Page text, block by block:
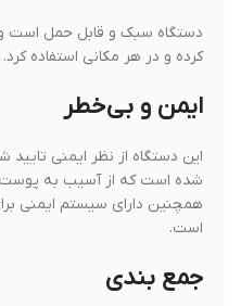
دستگاه سبک و قابل حمل است و به
کرده و در هر مکانی استفاده کرد.
ایمن و بی‌خطر
این دستگاه از نظر ایمنی تایید
شده است که از آسیب به پوست یا
همچنین دارای سیستم ایمنی برای
است.
جمع بندی